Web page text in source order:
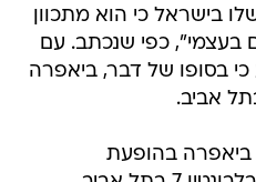
בישראל כי הוא מתכוון
בעצמי", כפי שנכתב. עם
בסופו של דבר, ביאפרה
אביב.
בהופעת